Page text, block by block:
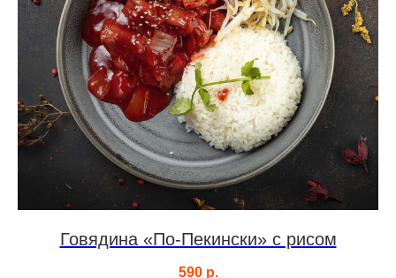
Говядина «По-Пекински» с рисом
590 р.